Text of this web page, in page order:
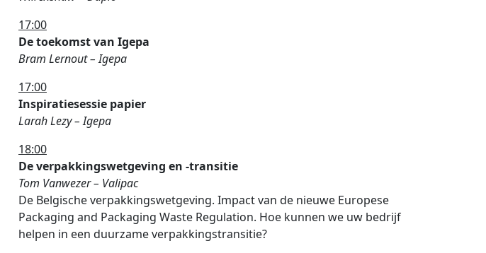
17:00
De toekomst van Igepa
Bram Lernout – Igepa
17:00
Inspiratiesessie papier
Larah Lezy – Igepa
18:00
De verpakkingswetgeving en -transitie
Tom Vanwezer – Valipac
De Belgische verpakkingswetgeving. Impact van de nieuwe Europese
Packaging and Packaging Waste Regulation. Hoe kunnen we uw bedrijf
helpen in een duurzame verpakkingstransitie?